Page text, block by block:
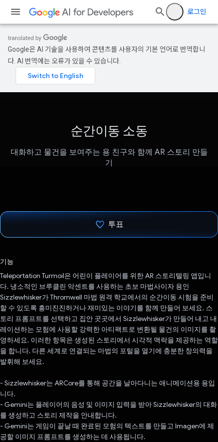
로그인
Google은 AI 기술을 사용하여 콘텐츠를 사용자의 기본 언어로 번역합니
다. AI 번역에는 오류가 있을 수 있습니다.
순간이동 소동
대화하고 물건을 보여주는 용 친구와 함께 AR 스토리 만들
기
투표
기능
Teleportation Turmoil은 어린이 플레이어를 위한 AR 스토리텔링 앱입니
다. 냉소적인 브루클린 악센트를 사용하는 초보 마법사이자 용인
Sizzlewhisker가 Thromwell 마법 원격 학교에서의 순간이동 시험을 준비
할 수 있도록 흥미진진하거나 재미있는 이야기를 함께 만들어 보세요. 스
토리 프롬프트를 선택하고 집안 곳곳에서 Sizzlewhisker가 만들어 내고 내
레이션하는 모험에 사용할 강력한 아티팩트로 변환될 물건의 이미지를 촬
영하세요. 이러한 항목은 생성된 스토리에서 시각적 맥락을 제공하는 역할
을 합니다. 다른 세계로 연결되는 마법의 포털을 열기에 충분한 창의력을
발휘해 보세요.
- Sizzlewhisker는 ARCore를 통해 공간을 날아다니는 애니메이션용 용입
니다.
- Gemini는 플레이어의 음성 및 이미지 입력을 받아 Sizzlewhisker의 대화
를 생성하고 스토리 제작을 안내합니다.
- Gemini는 게임이 끝날 때 완료된 모험의 텍스트를 만들고 Imagen에 제
공할 이미지 프롬프트를 생성하는 데 사용됩니다.